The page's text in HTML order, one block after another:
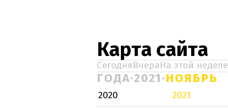
Карта сайта
СегодняВчераНа этой неделе
ГОДА 2021 НОЯБРЬ
2020 2021